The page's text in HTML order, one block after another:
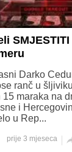
SMJESTITI
Darko
ranč u
maraka na
i
u Rep...
prije 3 mjeseca